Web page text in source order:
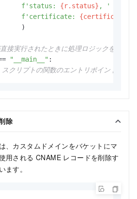
f'status: {r.status} , '
f'certificate:
)
接実行されたときに処理ロジックを開始
"__main__" :
クリプトの関数のエントリポイントを指
除
、カスタムドメインをバケットにマ
用される CNAME レコードを削除す
ます。